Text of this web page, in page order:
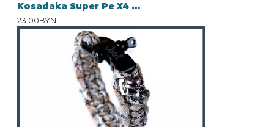
Kosadaka Super Pe X4 0.16
23.00BYN